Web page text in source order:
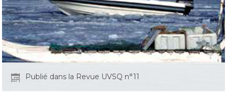
Publié dans la Revue UVSQ n°11